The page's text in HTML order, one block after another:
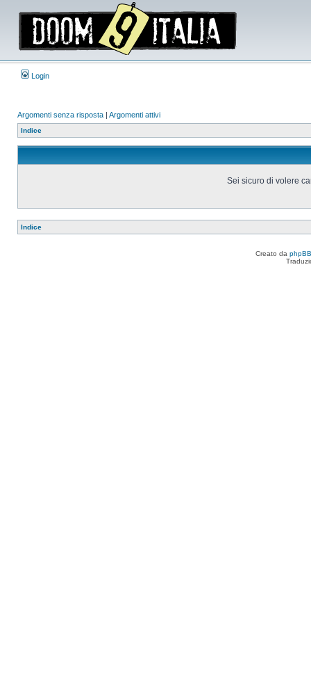
Login
Argomenti senza risposta | Argomenti attivi
Indice
Sei sicuro di volere
Indice
Creato da phpBB